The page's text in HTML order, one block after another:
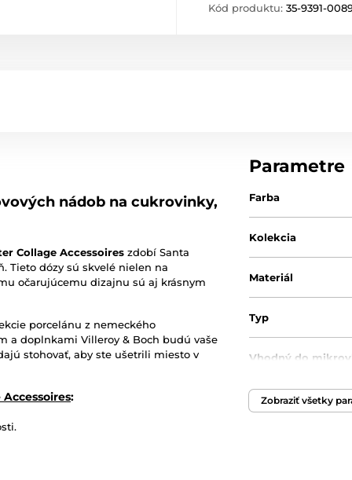
Kód produktu: 35-9391-
nádob na cukrovinky,
Collage Accessoires zdobí Santa
Tieto dózy sú skvelé nielen na
očarujúcemu dizajnu sú aj krásnym
porcelánu z nemeckého
a doplnkami Villeroy & Boch budú vaše
stohovať, aby ste ušetrili miesto v
:
Parametre
Farba
Kolekcia
Materiál
Typ
Vhodný do
Vhodný do
Zobraziť všetky